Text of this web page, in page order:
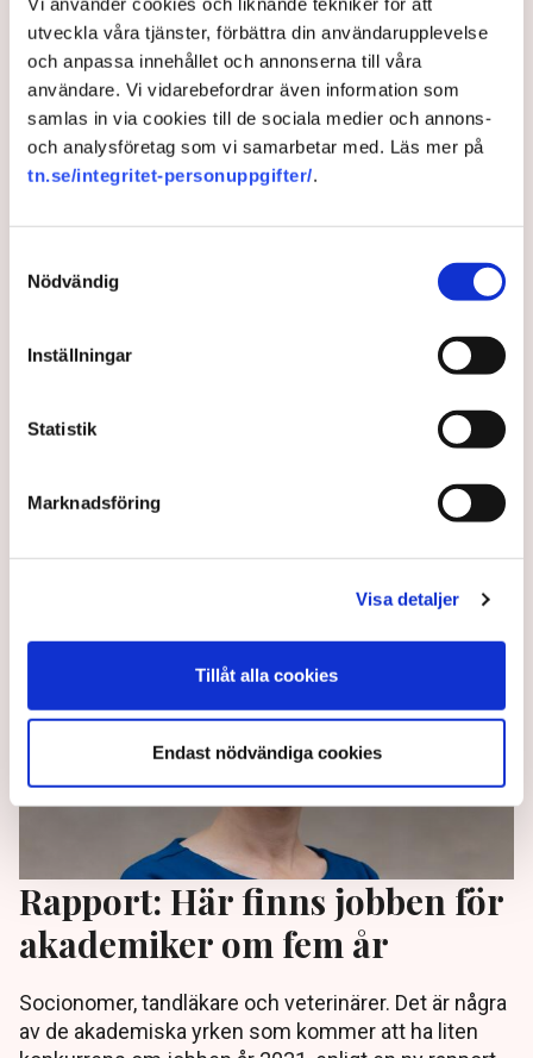
utveckla våra tjänster, förbättra din användarupplevelse
och anpassa innehållet och annonserna till våra
användare. Vi vidarebefordrar även information som
samlas in via cookies till de sociala medier och annons-
och analysföretag som vi samarbetar med. Läs mer på
tn.se/integritet-personuppgifter/.
Nödvändig
Inställningar
Statistik
Marknadsföring
Visa detaljer
Tillåt alla cookies
Endast nödvändiga cookies
3 months ago |
Rekordmånga vill plugga på
Intresset för att plugga på högskola eller universitet i
höst är rekordstort. Mer än 424 000 personer har
anmält sig.
3 months ago |
Rapport: Här finns jobben för
akademiker om fem år
Socionomer, tandläkare och veterinärer. Det är några
av de akademiska yrken som kommer att ha liten